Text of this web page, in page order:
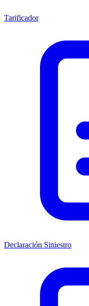
Tarificador
Declaración Siniestro